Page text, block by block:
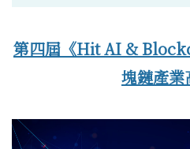
第四屆《Hit AI &
塊鏈產業